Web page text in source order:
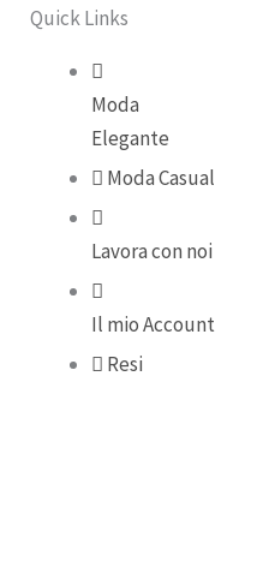
Quick Links
Moda
Elegante
Moda Casual
Lavora con noi
Il mio Account
Resi